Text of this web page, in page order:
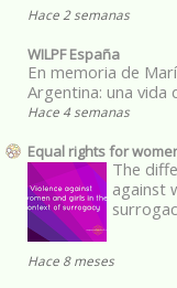
Hace 2 semanas
WILPF España
En memoria de
Argentina: una vida
Hace 4 semanas
Equal rights for
The
against
Hace 8 meses